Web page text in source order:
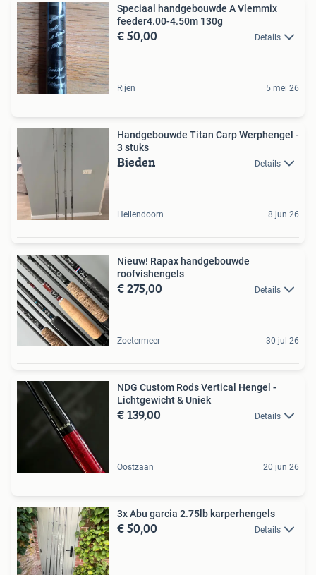
Speciaal handgebouwde A Vlemmix
feeder4.00-4.50m 130g
€ 50,00 Details
Rijen 5 mei 26
Handgebouwde Titan Carp Werphengel -
3 stuks
Bieden Details
Hellendoorn 8 jun 26
Nieuw! Rapax handgebouwde
roofvishengels
€ 275,00 Details
Zoetermeer 30 jul 26
NDG Custom Rods Vertical Hengel -
Lichtgewicht & Uniek
€ 139,00 Details
Oostzaan 20 jun 26
3x Abu garcia 2.75lb karperhengels
€ 50,00 Details